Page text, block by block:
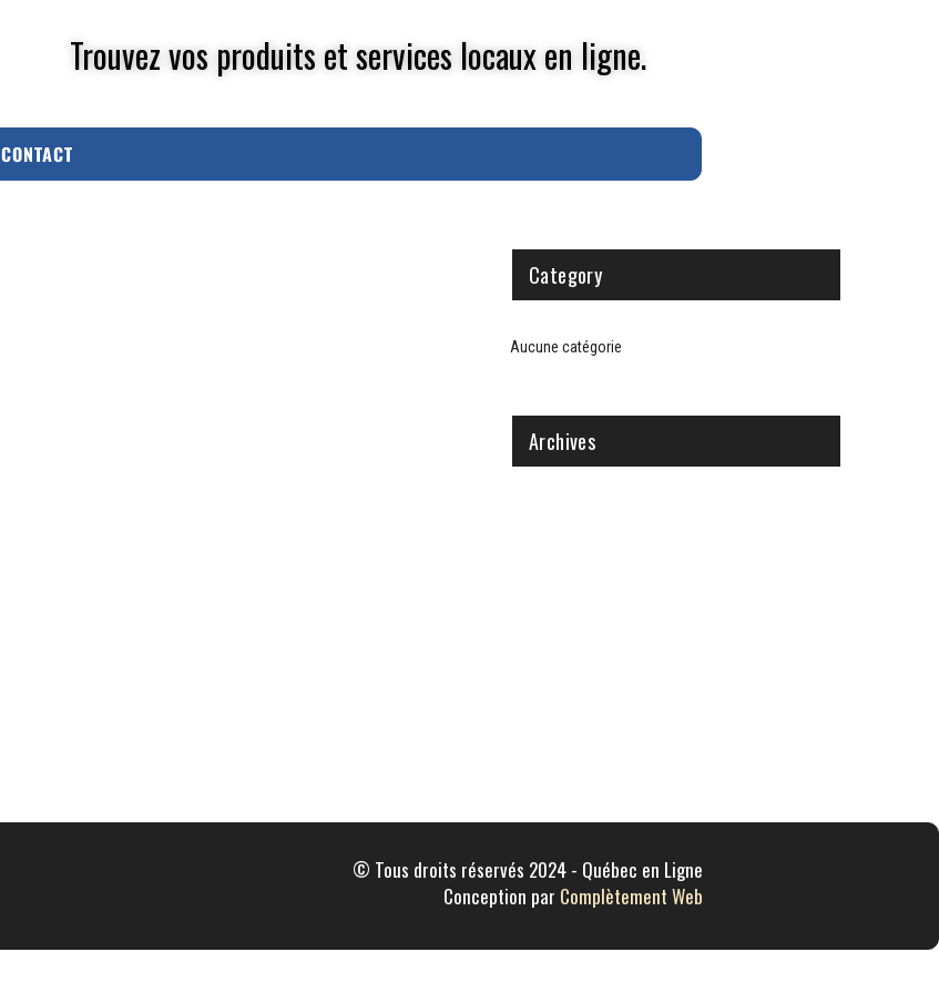
Trouvez vos produits et services locaux en ligne.
CONTACT
Category
Aucune catégorie
Archives
© Tous droits réservés 2024 - Québec en Ligne
Conception par Complètement Web